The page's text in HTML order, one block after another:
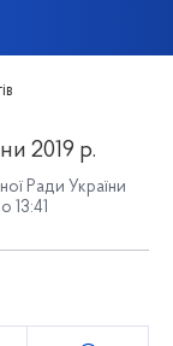
2019 р.
Ради України
13:41